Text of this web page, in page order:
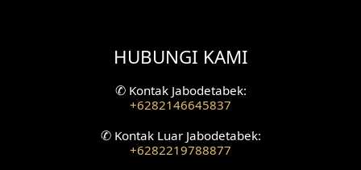
HUBUNGI KAMI
✆Kontak Jabodetabek:
+6282146645837
✆Kontak Luar Jabodetabek:
+6282219788877